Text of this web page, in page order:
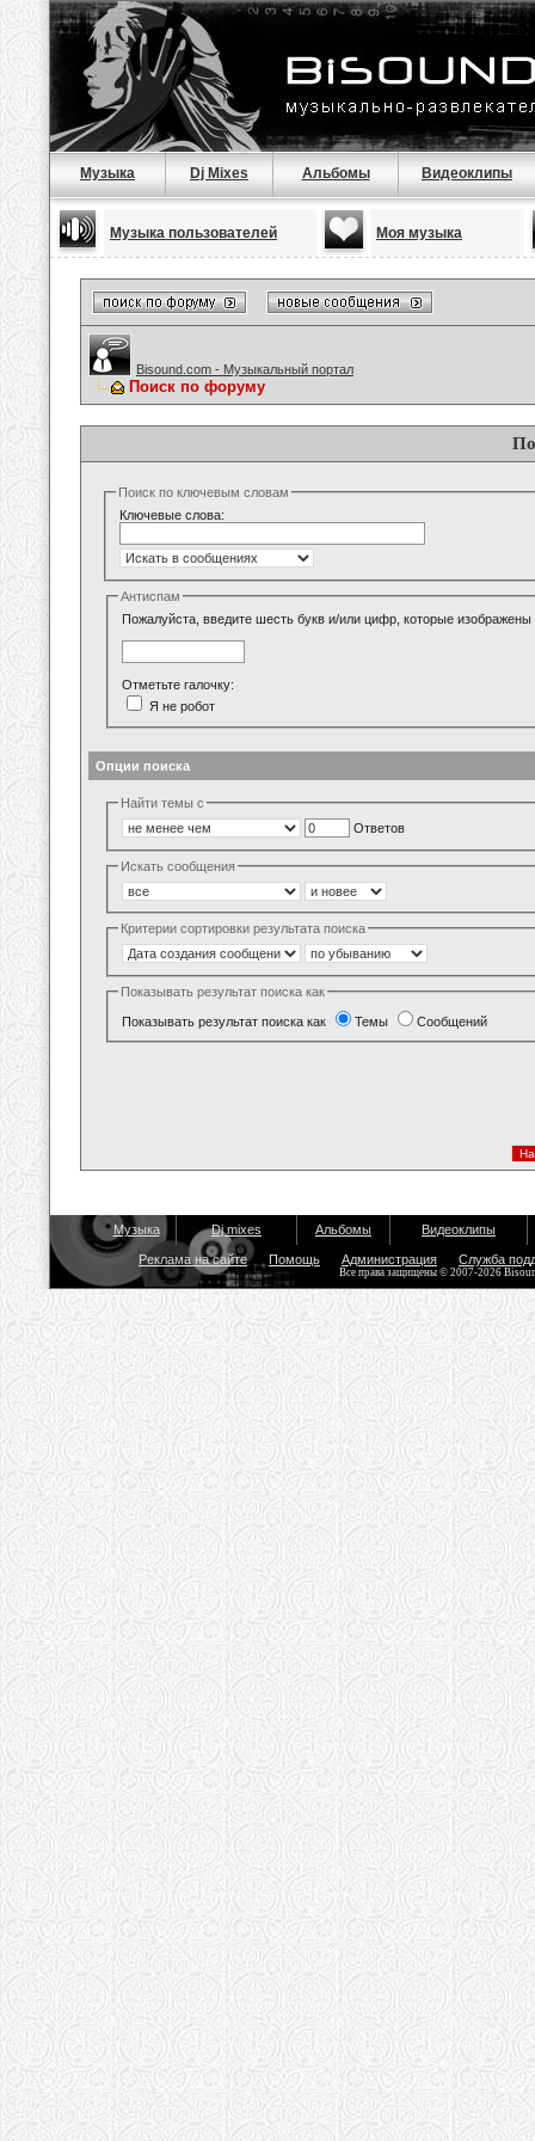
Музыка Dj Mixes Альбомы Видеоклипы
Музыка пользователей Моя музыка
Bisound.com - Музыкальный портал
Поиск по форуму
Поиск по ключевым словам
Ключевые слова:
Антиспам
Пожалуйста, введите шесть букв и/или цифр, которые изображены
Отметьте галочку:
Я не робот
Опции поиска
Найти темы с
Ответов
Искать сообщения
Критерии сортировки результата поиска
Показывать результат поиска как
Показывать результат поиска как Темы Сообщений
Музыка Dj mixes Альбомы Видеоклипы
Реклама на сайте Помощь Администрация Служба
Все права защищены © 2007-2026